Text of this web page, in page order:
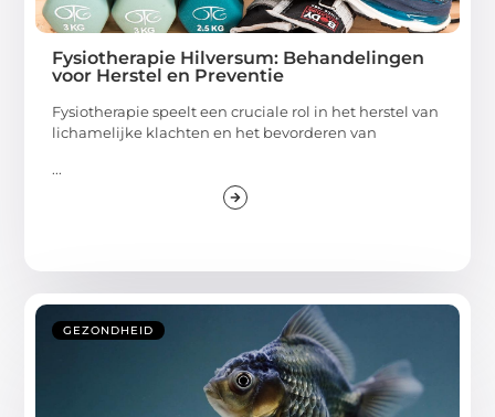
Fysiotherapie Hilversum: Behandelingen
voor Herstel en Preventie
Fysiotherapie speelt een cruciale rol in het herstel van
lichamelijke klachten en het bevorderen van
...
GEZONDHEID